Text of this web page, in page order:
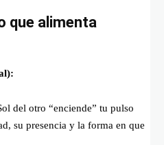
que alimenta
del otro “enciende” tu pulso
su presencia y la forma en que